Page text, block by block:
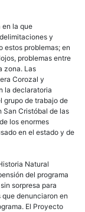
en la que
y
estos problemas; en
problemas entre
zona. Las
Corozal y
la declaratoria
grupo de trabajo de
San Cristóbal de las
los enormes
en el estado y de
Natural
del programa
sorpresa para
denunciaron en
El Proyecto